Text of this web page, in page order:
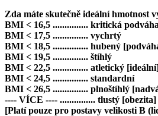
Zda máte skutečně ideální hmotnost
BMI < 16,5 ............... kritická podváha
BMI < 17,5 ............... vychrtý
BMI < 18,5 ............... hubený
BMI < 19,5 ............... štíhlý
BMI < 22,5 ............... atletický
BMI < 24,5 ............... standardní
BMI < 26,5 ............... plnoštíhlý
---- VÍCE ---- ............... tlustý [obezita]
[Platí pouze pro postavy velikosti B